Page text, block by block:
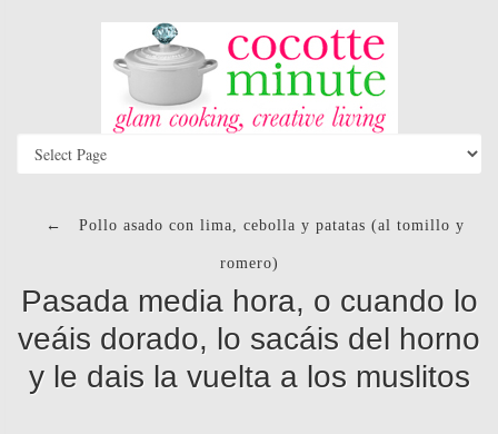
← Pollo asado con lima, cebolla y patatas (al tomillo y
romero)
Pasada media hora, o cuando lo
veáis dorado, lo sacáis del horno
y le dais la vuelta a los muslitos